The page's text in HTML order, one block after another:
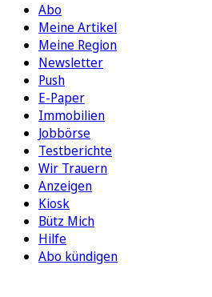
Abo
Meine Artikel
Meine Region
Newsletter
Push
E-Paper
Immobilien
Jobbörse
Testberichte
Wir Trauern
Anzeigen
Kiosk
Bütz Mich
Hilfe
Abo kündigen